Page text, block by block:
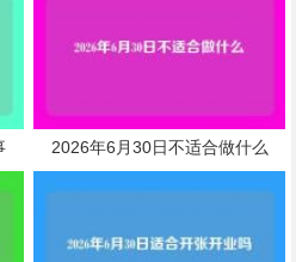
2026年6月30日不适合做什么